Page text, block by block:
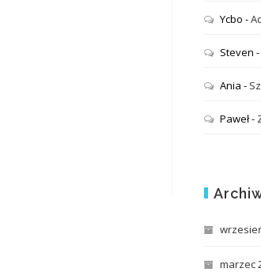
Ycbo -
Steven -
Ania -
Paweł-
marzec